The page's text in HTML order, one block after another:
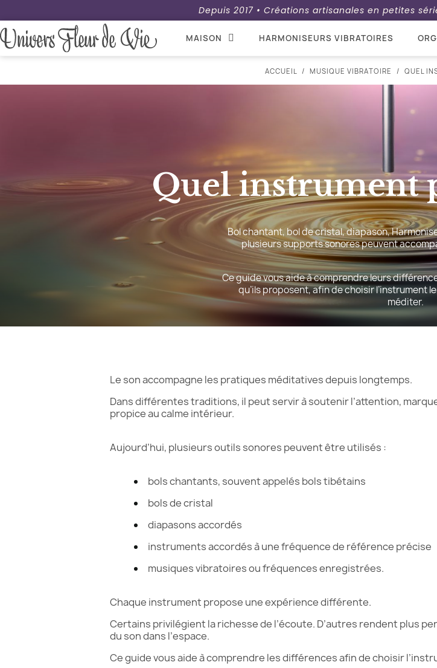
Depuis 2017 • Créations artisanales en petites
MAISON HARMONISEURS VIBRATOIRES
ACCUEIL MUSIQUE VIBRATOIRE QUEL
Quel instrument
Bol chantant, bol de cristal, diapason,
plusieurs supports sonores peuvent
Ce guide vous aide à comprendre leurs
qu’ils proposent, afin de choisir l’instrument
méditer.
Le son accompagne les pratiques méditatives depuis longtemps.
Dans différentes traditions, il peut servir à soutenir l’attention,
propice au calme intérieur.
Aujourd’hui, plusieurs outils sonores peuvent être utilisés :
bols chantants, souvent appelés bols tibétains
bols de cristal
diapasons accordés
instruments accordés à une fréquence de référence précise
musiques vibratoires ou fréquences enregistrées.
Chaque instrument propose une expérience différente.
Certains privilégient la richesse de l’écoute. D’autres rendent plus
du son dans l’espace.
Ce guide vous aide à comprendre les différences afin de choisir